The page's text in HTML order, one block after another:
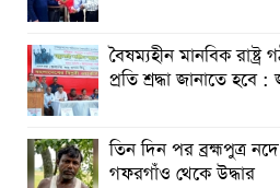
বৈষম্যহীন মানবিক
প্রতি শ্রদ্ধা জানাতে
তিন দিন পর ব্রহ্মপুত্র
গফরগাঁও থেকে উদ্ধার